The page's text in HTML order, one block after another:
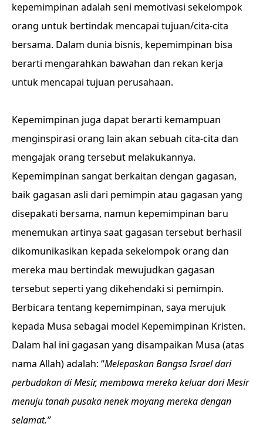
kepemimpinan adalah seni memotivasi sekelompok
orang untuk bertindak mencapai tujuan/cita-cita
bersama. Dalam dunia bisnis, kepemimpinan bisa
berarti mengarahkan bawahan dan rekan kerja
untuk mencapai tujuan perusahaan.
Kepemimpinan juga dapat berarti kemampuan
menginspirasi orang lain akan sebuah cita-cita dan
mengajak orang tersebut melakukannya.
Kepemimpinan sangat berkaitan dengan gagasan,
baik gagasan asli dari pemimpin atau gagasan yang
disepakati bersama, namun kepemimpinan baru
menemukan artinya saat gagasan tersebut berhasil
dikomunikasikan kepada sekelompok orang dan
mereka mau bertindak mewujudkan gagasan
tersebut seperti yang dikehendaki si pemimpin.
Berbicara tentang kepemimpinan, saya merujuk
kepada Musa sebagai model Kepemimpinan Kristen.
Dalam hal ini gagasan yang disampaikan Musa (atas
nama Allah) adalah: “Melepaskan Bangsa Israel dari
perbudakan di Mesir, membawa mereka keluar dari Mesir
menuju tanah pusaka nenek moyang mereka dengan
selamat.”